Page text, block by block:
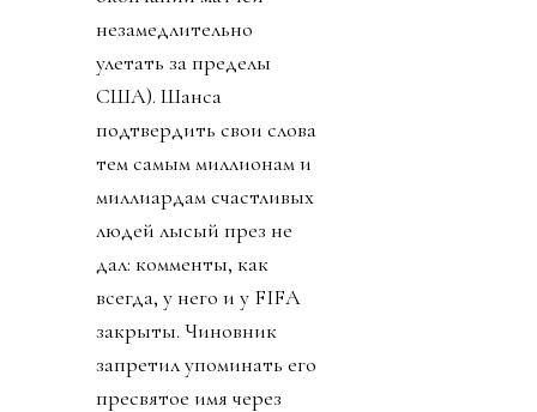
незамедлительно
улетать за пределы
США). Шанса
подтвердить свои слова
тем самым миллионам и
миллиардам счастливых
людей лысый през не
дал: комменты, как
всегда, у него и у FIFA
закрыты. Чиновник
запретил упоминать его
пресвятое имя через